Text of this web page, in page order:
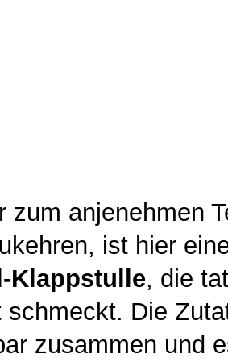
zum anjenehmen
ist hier
Klappstulle, die
schmeckt. Die
zusammen und